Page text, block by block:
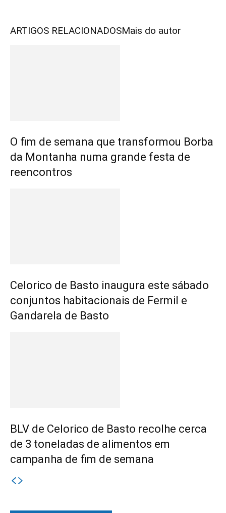
ARTIGOS RELACIONADOSMais do autor
O fim de semana que transformou Borba
da Montanha numa grande festa de
reencontros
Celorico de Basto inaugura este sábado
conjuntos habitacionais de Fermil e
Gandarela de Basto
BLV de Celorico de Basto recolhe cerca
de 3 toneladas de alimentos em
campanha de fim de semana